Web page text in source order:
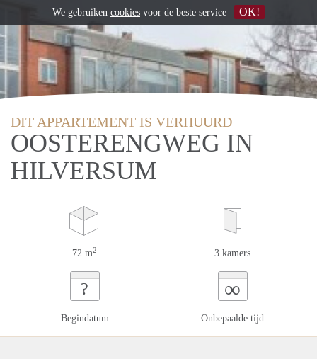
DIT APPARTEMENT IS VERHUURD
OOSTERENGWEG IN
HILVERSUM
72 m2 3 kamers
?
Begindatum
∞
Onbepaalde tijd
We gebruiken cookies voor de beste service OK!